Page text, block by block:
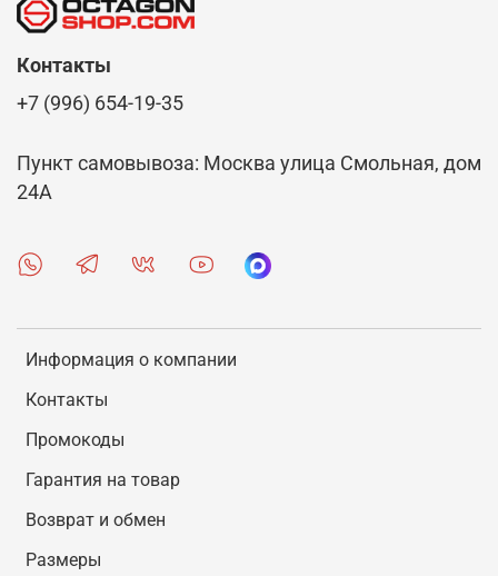
В интернет-магазине Octagon Shop есть
качественная обувь для спорта, выпуском
Осуществляется удобная доставка заказов по
Новокуйбышевску.
Информация о компании
Контакты
Промокоды
Гарантия на товар
Возврат и обмен
Размеры
Контакты
+7 (996) 654-19-35
Пункт самовывоза: Москва улица Смольная, дом
24А